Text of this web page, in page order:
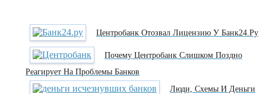
Центробанк Отозвал Лицензию У Банк24.ру
Почему Центробанк Слишком Поздно
Реагирует На Проблемы Банков
Люди, Схемы И Деньги